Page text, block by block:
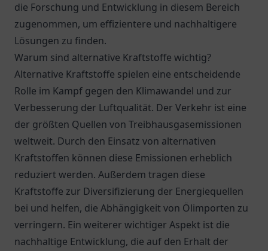
die Forschung und Entwicklung in diesem Bereich
zugenommen, um effizientere und nachhaltigere
Lösungen zu finden.
Warum sind alternative Kraftstoffe wichtig?
Alternative Kraftstoffe spielen eine entscheidende
Rolle im Kampf gegen den Klimawandel und zur
Verbesserung der Luftqualität. Der Verkehr ist eine
der größten Quellen von Treibhausgasemissionen
weltweit. Durch den Einsatz von alternativen
Kraftstoffen können diese Emissionen erheblich
reduziert werden. Außerdem tragen diese
Kraftstoffe zur Diversifizierung der Energiequellen
bei und helfen, die Abhängigkeit von Ölimporten zu
verringern. Ein weiterer wichtiger Aspekt ist die
nachhaltige Entwicklung, die auf den Erhalt der